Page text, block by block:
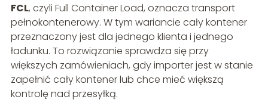
FCL, czyli Full Container Load, oznacza transport
pełnokontenerowy. W tym wariancie cały kontener
przeznaczony jest dla jednego klienta i jednego
ładunku. To rozwiązanie sprawdza się przy
większych zamówieniach, gdy importer jest w stanie
zapełnić cały kontener lub chce mieć większą
kontrolę nad przesyłką.